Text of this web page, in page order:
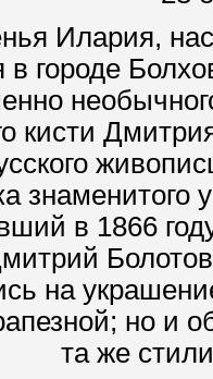
Илария,
в городе
кисти
в 1866
на
но и
та же